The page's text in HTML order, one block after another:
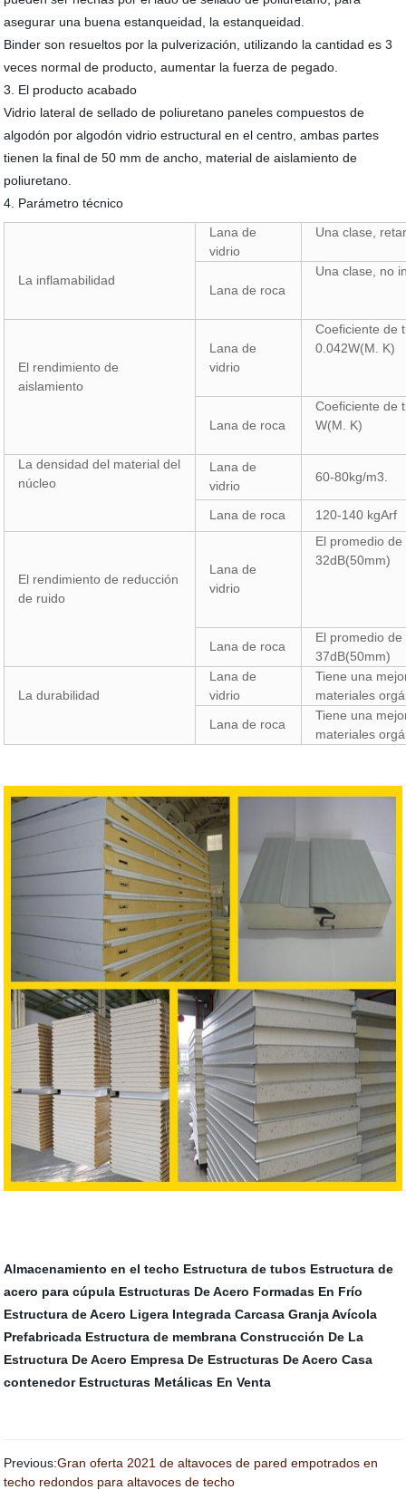
asegurar una buena estanqueidad, la estanqueidad.
Binder son resueltos por la pulverización, utilizando la cantidad es 3
veces normal de producto, aumentar la fuerza de pegado.
3. El producto acabado
Vidrio lateral de sellado de poliuretano paneles compuestos de
algodón por algodón vidrio estructural en el centro, ambas partes
tienen la final de 50 mm de ancho, material de aislamiento de
poliuretano.
4. Parámetro técnico
La inflamabilidad
Lana de
vidrio
Una clase,
Lana de roca
Una clase, no
El rendimiento de
aislamiento
Lana de
vidrio
Coeficiente de
0.042W(M. K)
Lana de roca
Coeficiente de
W(M. K)
La densidad del material del
núcleo
Lana de
vidrio
60-80kg/m3.
Lana de roca 120-140 kgArf
El rendimiento de reducción
de ruido
Lana de
vidrio
El promedio
32dB(50mm)
Lana de roca
El promedio
37dB(50mm)
La durabilidad
Lana de
vidrio
Tiene una
materiales
Lana de roca
Tiene una
materiales
Almacenamiento en el techo Estructura de tubos Estructura de
acero para cúpula Estructuras De Acero Formadas En Frío
Estructura de Acero Ligera Integrada Carcasa Granja Avícola
Prefabricada Estructura de membrana Construcción De La
Estructura De Acero Empresa De Estructuras De Acero Casa
contenedor Estructuras Metálicas En Venta
Previous:Gran oferta 2021 de altavoces de pared empotrados en
techo redondos para altavoces de techo